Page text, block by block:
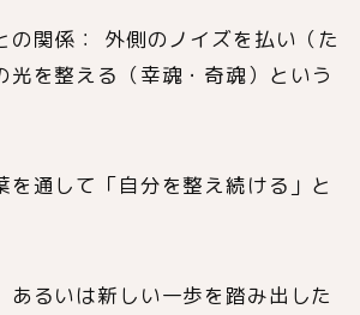
の関係： 外側のノイズを払い（た
光を整える（幸魂・奇魂）という
を通して「自分を整え続ける」と
あるいは新しい一歩を踏み出した